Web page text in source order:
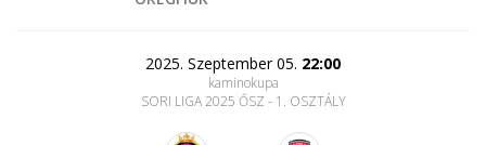
2025. Szeptember 05. 22:00
kaminokupa
SORI LIGA 2025 ŐSZ - 1. OSZTÁLY